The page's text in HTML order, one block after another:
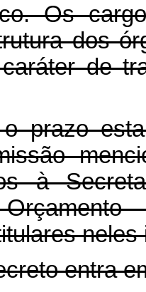
Os
dos
de
prazo
à
neles
entra